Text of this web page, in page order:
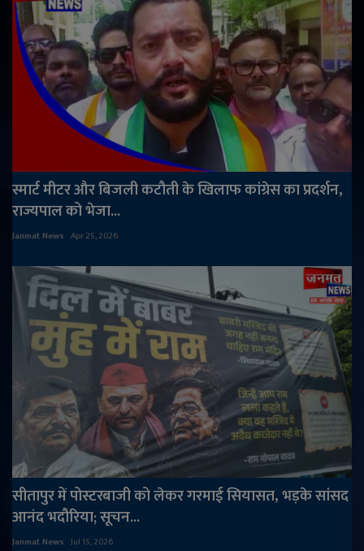
स्मार्ट मीटर और बिजली कटौती के खिलाफ कांग्रेस का प्रदर्शन,
राज्यपाल को भेजा...
Janmat News Apr 25, 2026
सीतापुर में पोस्टरबाजी को लेकर गरमाई सियासत, भड़के सांसद
आनंद भदौरिया; सूचन...
Janmat News Jul 15, 2026